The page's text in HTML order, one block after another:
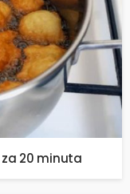
za 20 minuta